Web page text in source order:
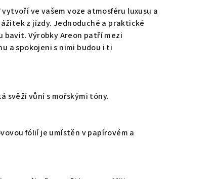
ve vašem voze atmosféru luxusu a
z jízdy. Jednoduché a praktické
bavit. Výrobky Areon patří mezi
a spokojeni s nimi budou i ti
svěží vůní s mořskými tóny.
fólií je umístěn v papírovém a